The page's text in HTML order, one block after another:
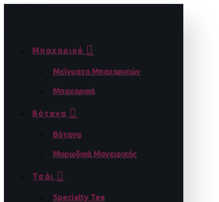
Μπαχαρικά
Μείγματα Μπαχαρικών
Μπαχαρικά
Βότανα
Βότανα
Μυρωδικά Μαγειρικής
Τσάι
Specialty Tea